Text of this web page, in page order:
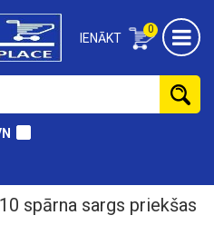
0
IENĀKT
spārna sargs priekšas